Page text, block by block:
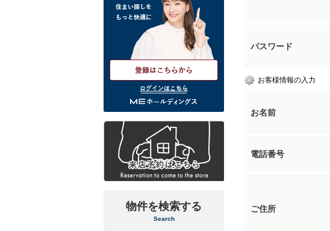
パスワード
お客様情報の入力
お名前
電話番号
ご住所
ログインはこちら
物件を検索する
Search